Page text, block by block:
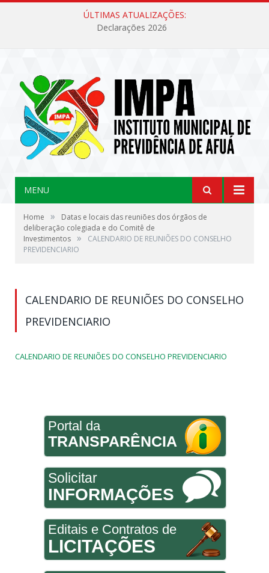
ÚLTIMAS ATUALIZAÇÕES:
Declarações 2026
MENU
Home »
Datas e locais das reuniões dos órgãos de
deliberação colegiada e do Comitê de
Investimentos »
CALENDARIO DE REUNIÕES DO CONSELHO
PREVIDENCIARIO
CALENDARIO DE REUNIÕES DO CONSELHO
PREVIDENCIARIO
CALENDARIO DE REUNIÕES DO CONSELHO PREVIDENCIARIO
Portal da
TRANSPARÊNCIA
Solicitar
INFORMAÇÕES
Editais e Contratos de
LICITAÇÕES